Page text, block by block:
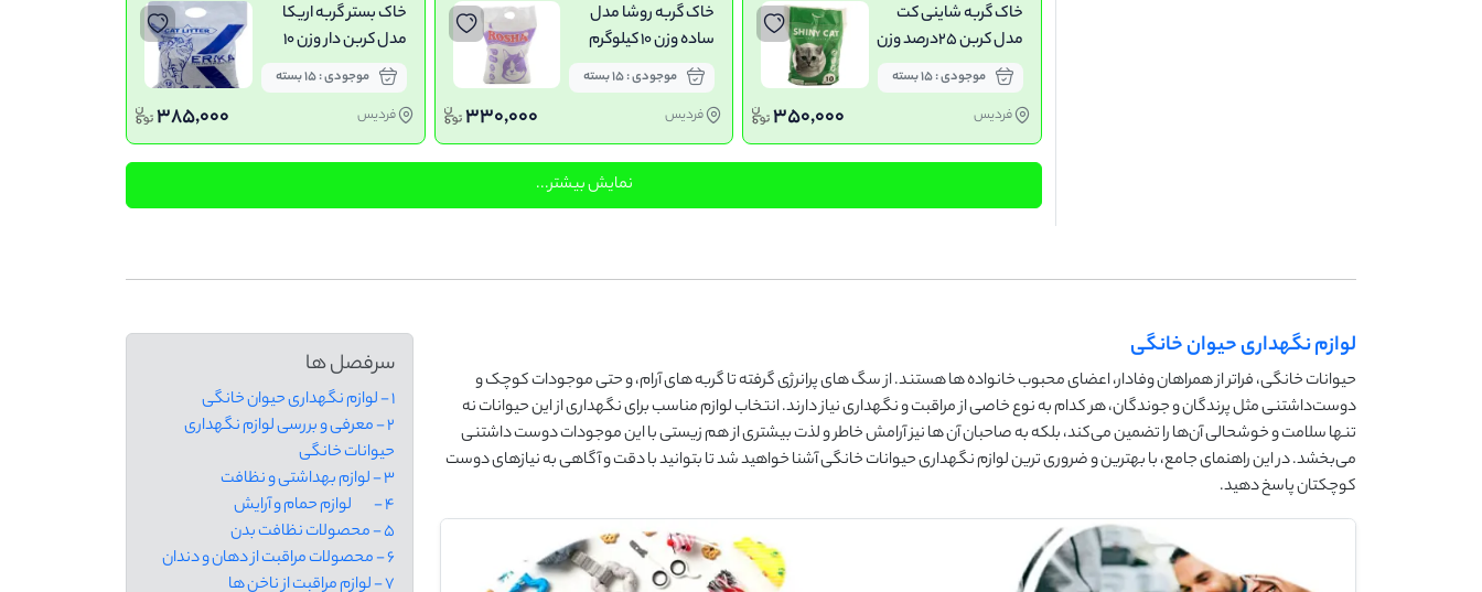
خاک گربه شاینی کت
مدل کربن 25درصد وزن
10 کیلوگرم
موجودی : 15 بسته
فردیس
350,000
خاک گربه روشا مدل
ساده وزن 10 کیلوگرم
موجودی : 15 بسته
فردیس
330,000
خاک بستر گربه اریکا
مدل کربن دار وزن 10
کیلوگرمموجودی : 15 بسته
فردیس
385,000
نمایش بیشتر...
لوازم نگهداری حیوان خانگی
حیوانات خانگی، فراتر از همراهان وفادار، اعضای محبوب خانواده ‌ها هستند. از سگ‌ های پرانرژی گرفته تا گربه‌ های آرام، و حتی موجودات کوچک و
دوست‌داشتنی مثل پرندگان و جوندگان، هر کدام به نوع خاصی از مراقبت و نگهداری نیاز دارند. انتخاب لوازم مناسب برای نگهداری از این حیوانات نه
تنها سلامت و خوشحالی آن‌ها را تضمین می‌کند، بلکه به صاحبان آن‌ ها نیز آرامش خاطر و لذت بیشتری از هم ‌زیستی با این موجودات دوست‌ داشتنی
می‌بخشد. در این راهنمای جامع، با بهترین و ضروری ‌ترین لوازم نگهداری حیوانات خانگی آشنا خواهید شد تا بتوانید با دقت و آگاهی به نیازهای دوست
کوچکتان پاسخ دهید.
سرفصل ها
1 - لوازم نگهداری حیوان خانگی
2 - معرفی و بررسی لوازم نگهداری
حیوانات خانگی
3 - لوازم بهداشتی و نظافت
4 - لوازم حمام و آرایش
5 - محصولات نظافت بدن
6 - محصولات مراقبت از دهان و دندان
7 - لوازم مراقبت از ناخن ها